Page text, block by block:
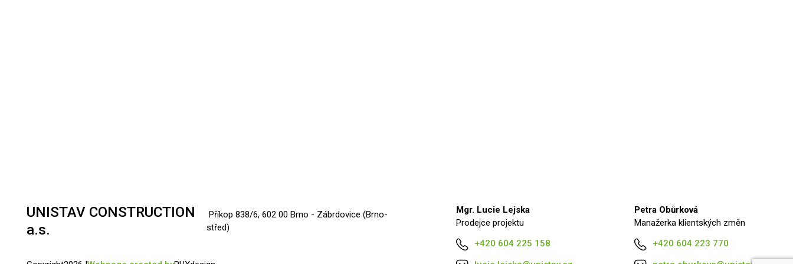
UNISTAV CONSTRUCTION
a.s.
Příkop 838/6, 602 00 Brno - Zábrdovice (Brno-
střed)
Mgr. Lucie Lejska
Prodejce projektu
+420 604 225 158
Petra Obůrková
Manažerka klientských změn
+420 604 223 770